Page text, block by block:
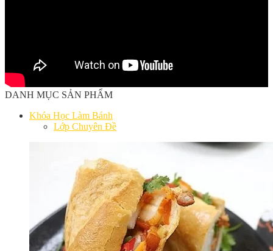
DANH MỤC SẢN PHẨM
Khóa Học Làm Bánh
Lớp Chuyên Đề